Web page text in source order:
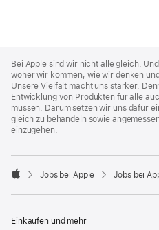
Footer
Bei Apple sind wir nicht alle gleich.
woher wir kommen, wie wir denken
Unsere Vielfalt macht uns stärker.
Entwicklung von Produkten für alle
müssen. Darum setzen wir uns dafür
gleich zu behandeln sowie
einzugehen.

Jobs bei Apple Jobs bei
Einkaufen und mehr